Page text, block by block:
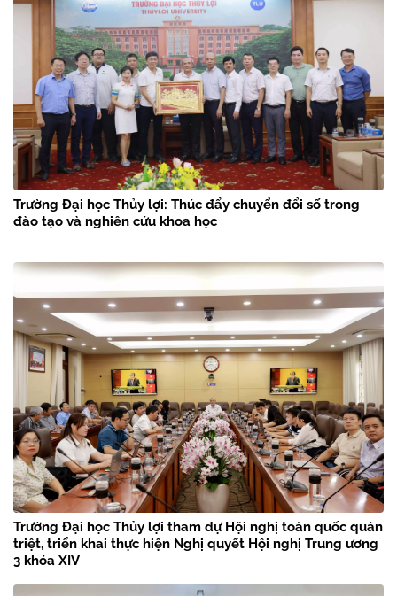
Trường Đại học Thủy lợi: Thúc đẩy chuyển đổi số trong
đào tạo và nghiên cứu khoa học
Trường Đại học Thủy lợi tham dự Hội nghị toàn quốc quán
triệt, triển khai thực hiện Nghị quyết Hội nghị Trung ương
3 khóa XIV